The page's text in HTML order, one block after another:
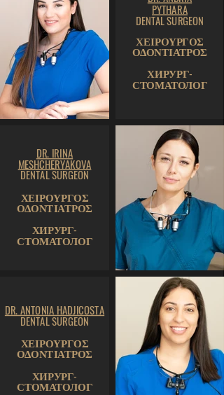
PYTHARA
DENTAL SURGEON
ΧΕΙΡΟΥΡΓΟΣ
ΟΔΟΝΤΙΑΤΡΟΣ
ХИРУРГ-
СТОМАТОЛОГ
DR. IRINA
MESHCHERYAKOVA
DENTAL SURGEON
ΧΕΙΡΟΥΡΓΟΣ
ΟΔΟΝΤΙΑΤΡΟΣ
ХИРУРГ-
СТОМАТОЛОГ
DR. ANTONIA HADJICOSTA
DENTAL SURGEON
ΧΕΙΡΟΥΡΓΟΣ
ΟΔΟΝΤΙΑΤΡΟΣ
ХИРУРГ-
СТОМАТОЛОГ